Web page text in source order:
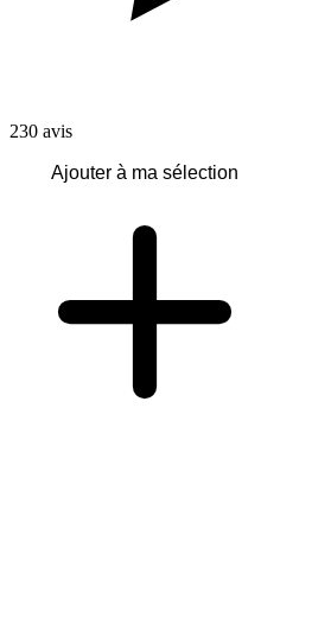
230 avis
Ajouter à ma sélection